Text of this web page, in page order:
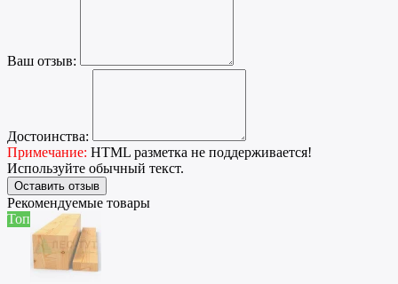
Ваш отзыв:
Достоинства:
Примечание: HTML разметка не поддерживается!
Используйте обычный текст.
Оставить отзыв
Рекомендуемые товары
Топ